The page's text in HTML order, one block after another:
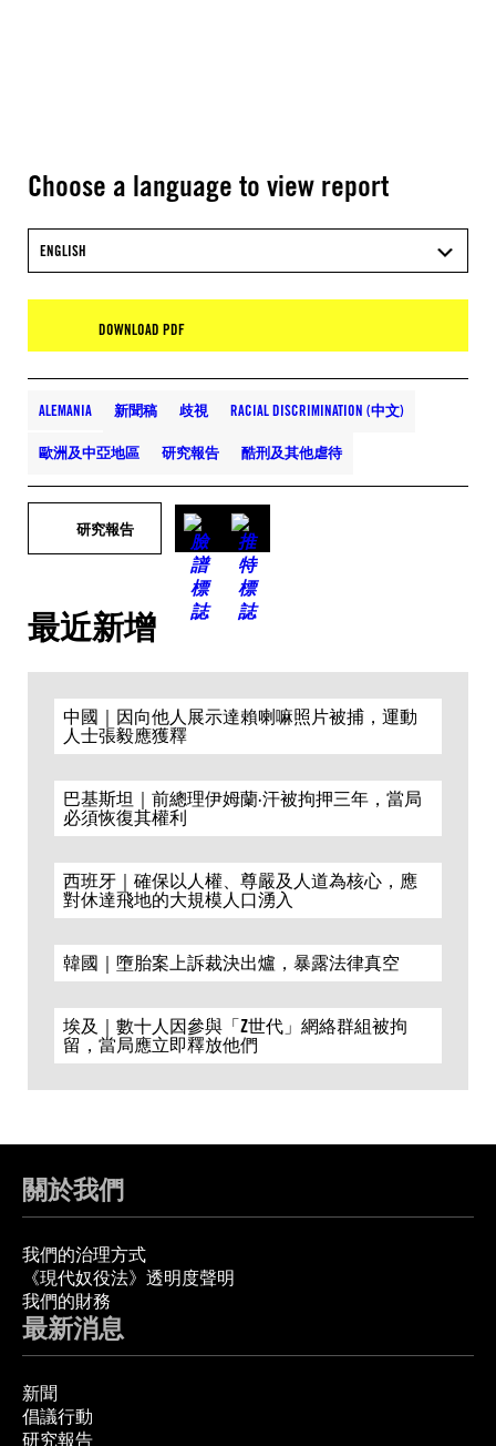
Choose a language to view report
ENGLISH
DOWNLOAD PDF
ALEMANIA 新聞稿 歧視 RACIAL DISCRIMINATION (中文)
歐洲及中亞地區 研究報告 酷刑及其他虐待
研究報告
最近新增
中國｜因向他人展示達賴喇嘛照片被捕，運動
人士張毅應獲釋
巴基斯坦｜前總理伊姆蘭·汗被拘押三年，當局
必須恢復其權利
西班牙｜確保以人權、尊嚴及人道為核心，應
對休達飛地的大規模人口湧入
韓國｜墮胎案上訴裁決出爐，暴露法律真空
埃及｜數十人因參與「Z世代」網絡群組被拘
留，當局應立即釋放他們
關於我們
我們的治理方式
《現代奴役法》透明度聲明
我們的財務
最新消息
新聞
倡議行動
研究報告